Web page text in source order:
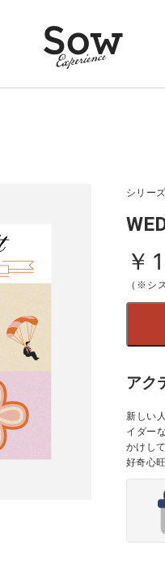
シリー
￥
（※シ
アク
新しい
イダー
かけし
好奇心